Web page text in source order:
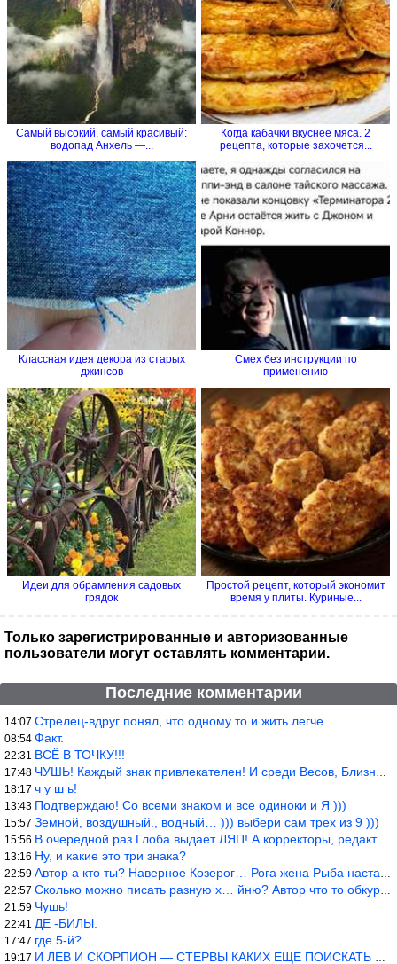
Самый высокий, самый красивый:
водопад Анхель —...
Когда кабачки вкуснее мяса. 2
рецепта, которые захочется...
Классная идея декора из старых
джинсов
Смех без инструкции по
применению
Идеи для обрамления садовых
грядок
Простой рецепт, который экономит
время у плиты. Куриные...
Только зарегистрированные и авторизованные
пользователи могут оставлять комментарии.
Последние комментарии
14:07 Стрелец-вдруг понял, что одному то и жить легче.
08:54 Факт.
22:31 ВСЁ В ТОЧКУ!!!
17:48 ЧУШЬ! Каждый знак привлекателен! И среди Весов, Близнецов встреч
18:17 ч у ш ь!
13:43 Подтверждаю! Со всеми знаком и все одиноки и Я )))
15:57 Земной, воздушный., водный… ))) выбери сам трех из 9 )))
15:56 В очередной раз Глоба выдает ЛЯП! А корректоры, редакторы пропус
13:16 Ну, и какие это три знака?
22:59 Автор а кто ты? Наверное Козерог… Рога жена Рыба наставила ))
22:57 Сколько можно писать разную х… йню? Автор что то обкурился?
21:59 Чушь!
22:41 ДЕ -БИЛЫ.
17:47 где 5-й?
19:17 И ЛЕВ И СКОРПИОН — СТЕРВЫ КАКИХ ЕЩЕ ПОИСКАТЬ НАДО